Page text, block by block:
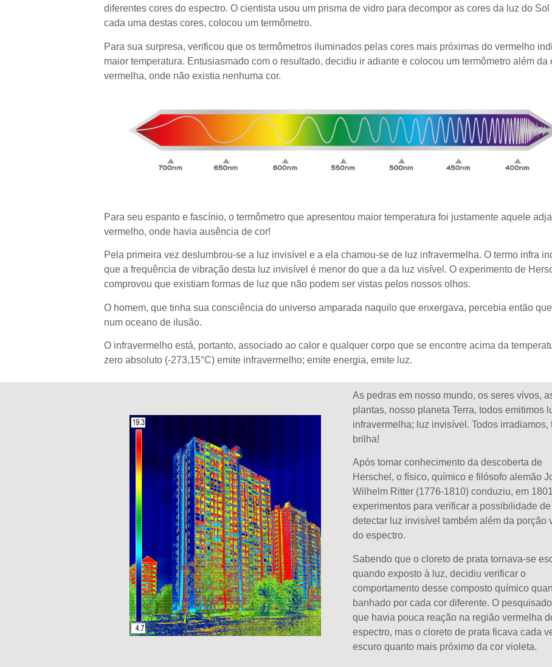
diferentes cores do espectro. O cientista usou um prisma de vidro para decompor as cores da luz do Sol
cada uma destas cores, colocou um termômetro.
Para sua surpresa, verificou que os termômetros iluminados pelas cores mais próximas do vermelho
maior temperatura. Entusiasmado com o resultado, decidiu ir adiante e colocou um termômetro além da
vermelha, onde não existia nenhuma cor.
Para seu espanto e fascínio, o termômetro que apresentou maior temperatura foi justamente aquele
vermelho, onde havia ausência de cor!
Pela primeira vez deslumbrou-se a luz invisível e a ela chamou-se de luz infravermelha. O termo infra
que a frequência de vibração desta luz invisível é menor do que a da luz visível. O experimento de
comprovou que existiam formas de luz que não podem ser vistas pelos nossos olhos.
O homem, que tinha sua consciência do universo amparada naquilo que enxergava, percebia então
num oceano de ilusão.
O infravermelho está, portanto, associado ao calor e qualquer corpo que se encontre acima da
zero absoluto (-273,15°C) emite infravermelho; emite energia, emite luz.
As pedras em nosso mundo, os seres vivos,
plantas, nosso planeta Terra, todos emitimos
infravermelha; luz invisível. Todos irradiamos,
brilha!
Após tomar conhecimento da descoberta de
Herschel, o físico, químico e filósofo alemão
Wilhelm Ritter (1776-1810) conduziu, em
experimentos para verificar a possibilidade de
detectar luz invisível também além da porção
do espectro.
Sabendo que o cloreto de prata tornava-se
quando exposto à luz, decidiu verificar o
comportamento desse composto químico
banhado por cada cor diferente. O
que havia pouca reação na região vermelha
espectro, mas o cloreto de prata ficava cada
escuro quanto mais próximo da cor violeta.